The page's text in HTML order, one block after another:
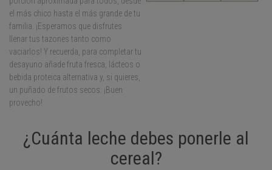
el más chico hasta el más grande de tu
familia. ¡Esperamos que disfrutes
llenar tus tazones tanto como
vaciarlos! Y recuerda, para completar tu
desayuno añade fruta fresca, lácteos o
bebida proteica alternativa y, si quieres,
un puñado de frutos secos. ¡Buen
provecho!
¿Cuánta leche debes ponerle al
cereal?